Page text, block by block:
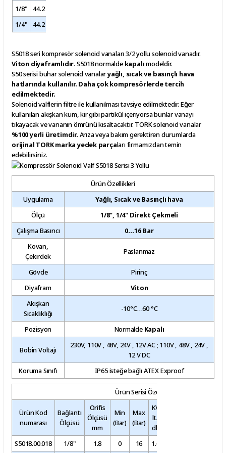
1/8" 44.2
1/4"
44.2
S5018 seri kompresör solenoid vanaları 3/2 yollu solenoid vanadır.
Viton diyaframlıdır. S5018 normalde kapalımodeldir.
S50 serisi buhar solenoid vanalaryağlı, sıcak ve basınçlı hava
hatlarında kullanılır. Daha çok kompresörlerde tercih
edilmektedir.
Solenoid valflerin filtre ile kullanılması tavsiye edilmektedir. Eğer
kullanılan akışkan kum, kir gibi partikül içeriyorsa bunlar vanayı
tıkayacak ve vananın ömrünü kısaltacaktır. TORK solenoid vanalar
%100 yerli üretimdir. Arıza veya bakım gerektiren durumlarda
orijinal TORK marka yedek parçaları firmamızdan temin
edebilirsiniz.
Ürün Özellikleri
Uygulama
Yağlı, Sıcak ve Basınçlı hava
Ölçü
1/8", 1/4" Direkt Çekmeli
Çalışma Basıncı
0…16 Bar
Kovan,
Çekirdek
Paslanmaz
Gövde
Pirinç
Diyafram
Viton
Akışkan
Sıcaklıklığı
-10°C…60 °C
Pozisyon Normalde Kapalı
Bobin Voltajı
230V, 110V , 48V, 24V , 12V AC ; 110V , 48V , 24V ,
12 V DC
Koruma Sınıfı
IP65 isteğe bağlı ATEX Exproof
Ürün Serisi Özellikleri
Ürün Kod
numarası
Bağlantı
Ölçüsü
Orifis
Ölçüsü
mm
Min
(Bar)
Max
(Bar)
KV
lt/
dk
S5018.00.018 1/8" 1.8 0 16 1.6